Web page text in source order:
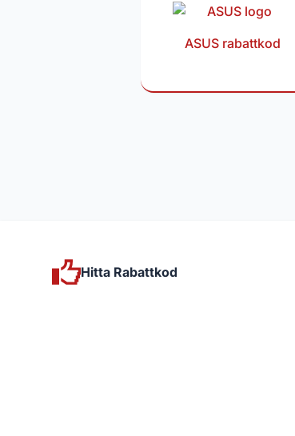
ASUS rabattkod
Hitta Rabattkod